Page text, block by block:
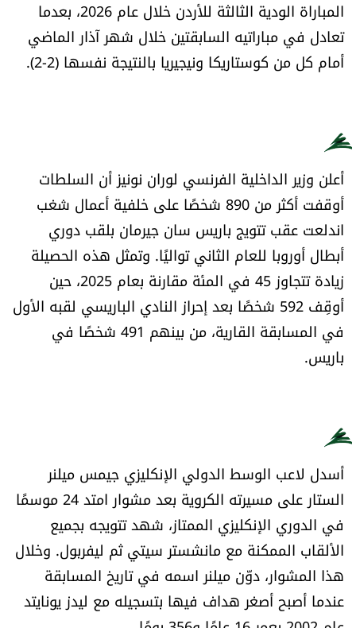
كاميرا
الرياضة
منوّعات
حظّك اليوم
للتاريخ
فيديو
للتواصل معنا
شروط الاستخدام
شروط الإشتراك
Digital solutions by
المباراة الودية الثالثة للأردن خلال عام 2026، بعدما
تعادل في مباراتيه السابقتين خلال شهر آذار الماضي
أمام كل من كوستاريكا ونيجيريا بالنتيجة نفسها (2-2).
أعلن وزير الداخلية الفرنسي لوران نونيز أن السلطات
أوقفت أكثر من 890 شخصًا على خلفية أعمال شغب
اندلعت عقب تتويج باريس سان جيرمان بلقب دوري
أبطال أوروبا للعام الثاني تواليًا. وتمثل هذه الحصيلة
زيادة تتجاوز 45 في المئة مقارنة بعام 2025، حين
أوقِف 592 شخصًا بعد إحراز النادي الباريسي لقبه الأول
في المسابقة القارية، من بينهم 491 شخصًا في
باريس.
أسدل لاعب الوسط الدولي الإنكليزي جيمس ميلنر
الستار على مسيرته الكروية بعد مشوار امتد 24 موسمًا
في الدوري الإنكليزي الممتاز، شهد تتويجه بجميع
الألقاب الممكنة مع مانشستر سيتي ثم ليفربول. وخلال
هذا المشوار، دوّن ميلنر اسمه في تاريخ المسابقة
عندما أصبح أصغر هداف فيها بتسجيله مع ليدز يونايتد